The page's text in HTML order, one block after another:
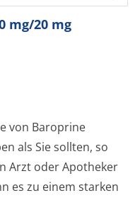
mg/20 mg
von Baroprine
als Sie sollten, so
Arzt oder Apotheker
es zu einem starken